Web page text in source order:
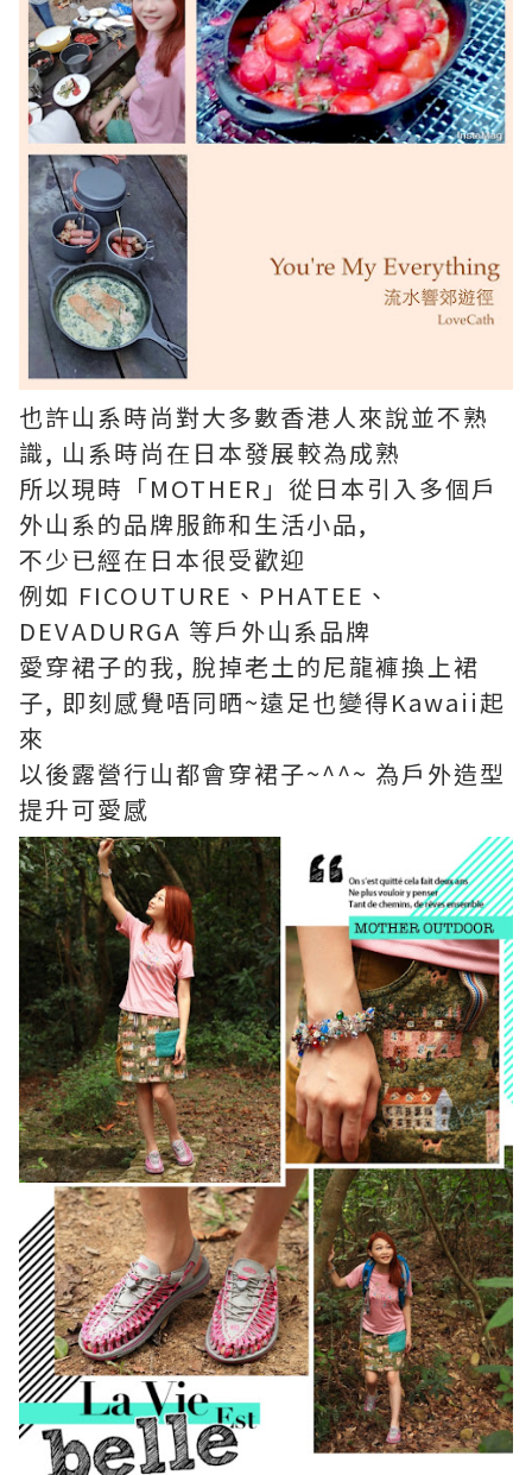
也許山系時尚對大多數香港人來說並不熟
識, 山系時尚在日本發展較為成熟
所以現時「MOTHER」從日本引入多個戶
外山系的品牌服飾和生活小品,
不少已經在日本很受歡迎
例如 FICOUTURE、PHATEE、
DEVADURGA 等戶外山系品牌
愛穿裙子的我, 脫掉老土的尼龍褲換上裙
子, 即刻感覺唔同晒~遠足也變得Kawaii起
來
以後露營行山都會穿裙子~^^~ 為戶外造型
提升可愛感